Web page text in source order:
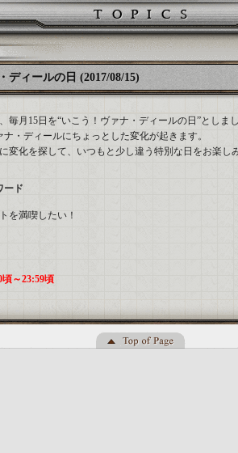
ディールの日 (2017/08/15)
毎月15日を“いこう！ヴァナ・ディールの日”としま
・ディールにちょっとした変化が起きます。
変化を探して、いつもと少し違う特別な日をお楽し
ード
を満喫したい！
～23:59頃